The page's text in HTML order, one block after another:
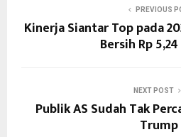
PREVIOUS
Kinerja Siantar Top pada
Bersih Rp
NEXT POST
Publik AS Sudah Tak
Trump